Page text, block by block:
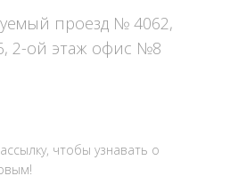
проезд № 4062,
2-ой этаж офис №8
чтобы узнавать о